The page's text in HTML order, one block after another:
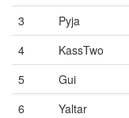
3
Pyja
4
KassTwo
5
Gui
6
Yaltar